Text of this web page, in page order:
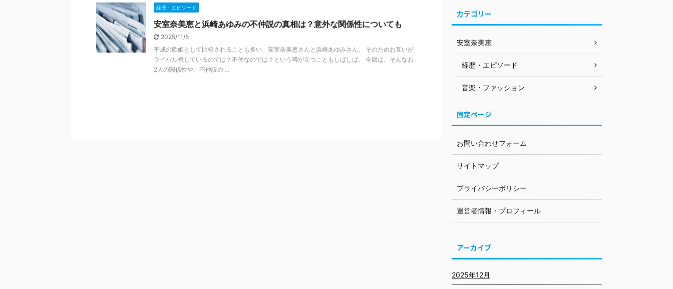
経歴・エピソード
安室奈美恵と浜崎あゆみの不仲説の真相は？意外な関係性についても
2025/11/5
平成の歌姫として比較されることも多い、安室奈美恵さんと浜崎あゆみさん。 そのためお互いが
ライバル視しているのでは？不仲なのでは？という噂が立つこともしばしば。 今回は、そんなお
2人の関係性や、不仲説の ...
カテゴリー
安室奈美恵
経歴・エピソード
音楽・ファッション
固定ページ
お問い合わせフォーム
サイトマップ
プライバシーポリシー
運営者情報・プロフィール
アーカイブ
2025年12月